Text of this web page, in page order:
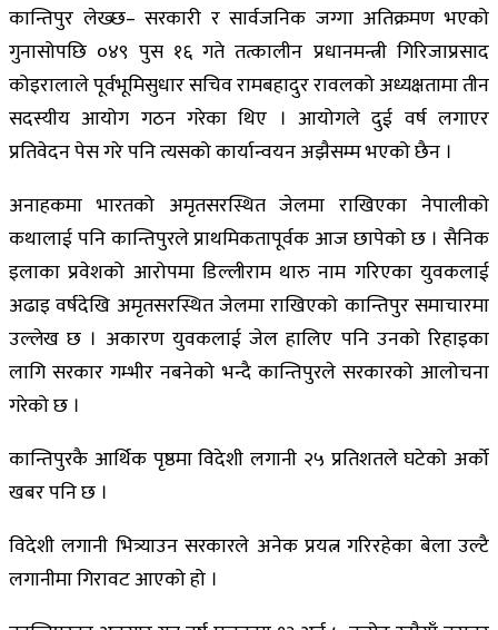
कान्तिपुर लेख्छ– सरकारी र सार्वजनिक जग्गा अतिक्रमण भएको
गुनासोपछि ०४९ पुस १६ गते तत्कालीन प्रधानमन्त्री गिरिजाप्रसाद
कोइरालाले पूर्वभूमिसुधार सचिव रामबहादुर रावलको अध्यक्षतामा तीन
सदस्यीय आयोग गठन गरेका थिए । आयोगले दुई वर्ष लगाएर
प्रतिवेदन पेस गरे पनि त्यसको कार्यान्वयन अझैसम्म भएको छैन ।
अनाहकमा भारतको अमृतसरस्थित जेलमा राखिएका नेपालीको
कथालाई पनि कान्तिपुरले प्राथमिकतापूर्वक आज छापेको छ । सैनिक
इलाका प्रवेशको आरोपमा डिल्लीराम थारु नाम गरिएका युवकलाई
अढाइ वर्षदेखि अमृतसरस्थित जेलमा राखिएको कान्तिपुर समाचारमा
उल्लेख छ । अकारण युवकलाई जेल हालिए पनि उनको रिहाइका
लागि सरकार गम्भीर नबनेको भन्दै कान्तिपुरले सरकारको आलोचना
गरेको छ ।
कान्तिपुरकै आर्थिक पृष्ठमा विदेशी लगानी २५ प्रतिशतले घटेको अर्को
खबर पनि छ ।
विदेशी लगानी भित्र्याउन सरकारले अनेक प्रयत्न गरिरहेका बेला उल्टै
लगानीमा गिरावट आएको हो ।